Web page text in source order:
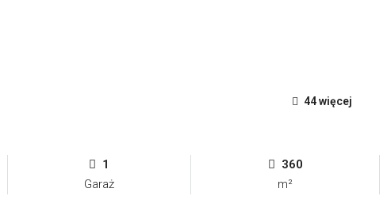
44 więcej
1
Garaż
360
m²